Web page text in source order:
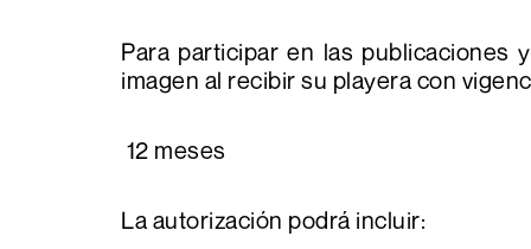
Para participar en las publicaciones
imagen al recibir su playera con
12 meses
La autorización podrá incluir: